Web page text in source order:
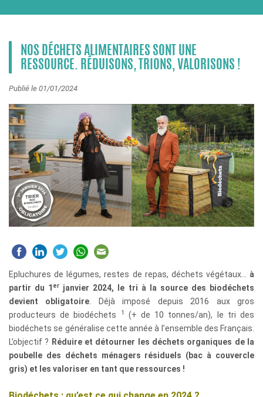
NOS DÉCHETS ALIMENTAIRES SONT UNE
RESSOURCE. RÉDUISONS, TRIONS, VALORISONS !
Publié le 01/01/2024
Epluchures de légumes, restes de repas, déchets végétaux… à
partir du 1 er janvier 2024, le tri à la source des biodéchets
devient obligatoire . Déjà imposé depuis 2016 aux gros
producteurs de biodéchets
1
(+ de 10 tonnes/an), le tri des
biodéchets se généralise cette année à l’ensemble des Français.
L’objectif ? Réduire et détourner les déchets organiques de la
poubelle des déchets ménagers résiduels (bac à couvercle
gris) et les valoriser en tant que ressources !